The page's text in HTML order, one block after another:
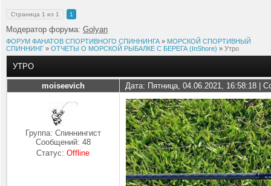
Страница 1 из 1 1
Модератор форума: Golyan
ФОРУМ ФАНАТОВ СПОРТИВНОГО СПИННИНГА » МОРСКОЙ СПОРТИВНЫЙ
СПИННИНГ » ОТЧЕТЫ О МОРСКОЙ РЫБАЛКЕ С БЕРЕГА (InShore) » Утро
УТРО
moiseevich Дата: Пятница, 04.06.2021, 16:58:18 |
Группа: Спиннингист
Сообщений: 48
Статус:Offline